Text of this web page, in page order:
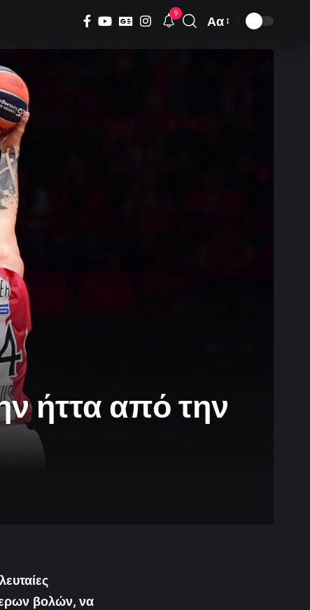
9
Font
Resizer
Αα
ήττα από την
βολών, να